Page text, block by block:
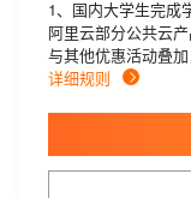
1、国内大学生完成
阿里云部分公共云
与其他优惠活动叠
详细规则